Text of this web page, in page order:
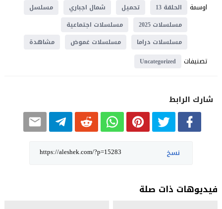
اوسمة
الحلقة 13 تحميل شمال اجباري
مسلسل
مسلسلات 2025
مسلسلات اجتماعية
مسلسلات دراما
مسلسلات غموض مشاهدة
تصنيفات Uncategorized
شارك الرابط
نسخ
فيديوهات ذات صلة